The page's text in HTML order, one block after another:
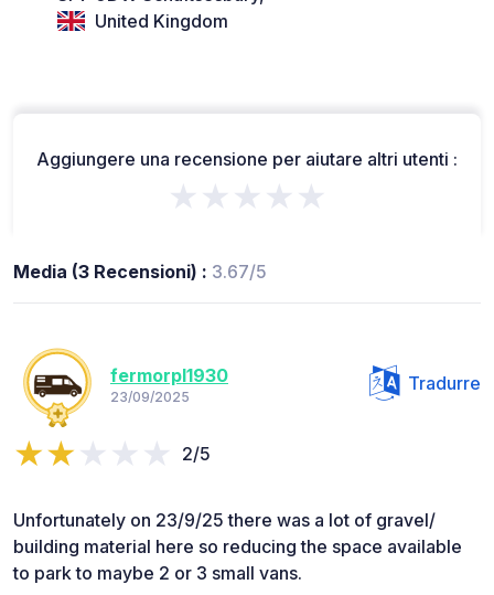
United Kingdom
Aggiungere una recensione per aiutare altri utenti :
★★★★★
Media (3 Recensioni) : 3.67/5
fermorpl1930
23/09/2025
Tradurre
2/5
Unfortunately on 23/9/25 there was a lot of gravel/
building material here so reducing the space available
to park to maybe 2 or 3 small vans.